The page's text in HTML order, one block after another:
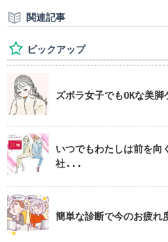
関連記事
ピックアップ
ズボラ女子でもOKな美脚
いつでもわたしは前を向
社...
簡単な診断で今のお疲れ